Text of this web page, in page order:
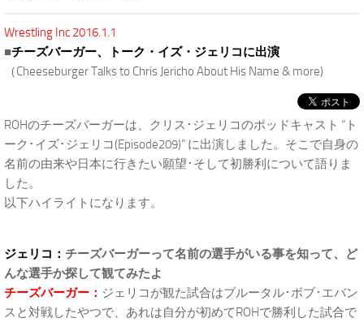
Wrestling Inc 2016.1.1
■チーズバーガー、トーク・イズ・ジェリコに出演
（Cheeseburger Talks to Chris Jericho About His Name & more)
ROHのチーズバーガーは、クリス･ジェリコのポッドキャスト “ト
ーク･イズ･ジェリコ(Episode209)” に出演しました。そこで自身の
名前の由来や日本に行きたい願望･そして初勝利について語りま
した。
以下ハイライトになります。
ジェリコ： チーズバーガーって名前の選手がいる事を知って、ど
んな選手か探して観てみたよ
チーズバーガー： ジェリコが観た試合はブルータル･ボブ･エバン
スと対戦したやつで、あれは自分が初めてROHで勝利した試合で